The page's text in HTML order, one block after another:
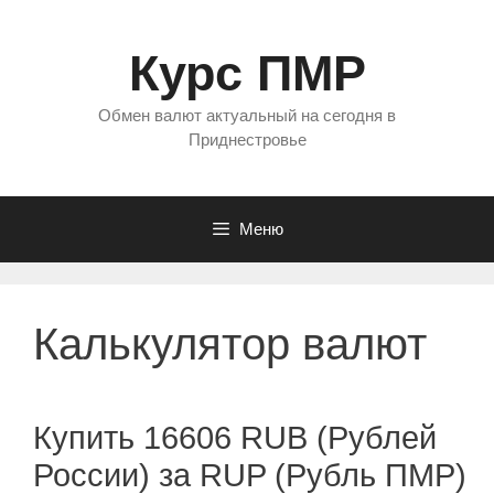
Курс ПМР
Обмен валют актуальный на сегодня в
Приднестровье
Меню
Калькулятор валют
Купить 16606 RUB (Рублей
России) за RUP (Рубль ПМР)